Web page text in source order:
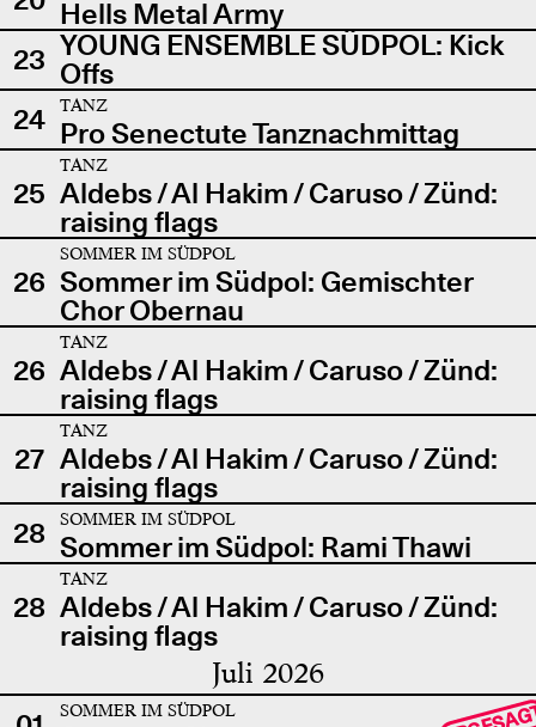
Hells Metal Army
23 YOUNG ENSEMBLE SÜDPOL: Kick
Offs
24
TANZ
Pro Senectute Tanznachmittag
25
TANZ
Aldebs / Al Hakim / Caruso / Zünd:
raising flags
26
SOMMER IM SÜDPOL
Sommer im Südpol: Gemischter
Chor Obernau
26
TANZ
Aldebs / Al Hakim / Caruso / Zünd:
raising flags
27
TANZ
Aldebs / Al Hakim / Caruso / Zünd:
raising flags
28
SOMMER IM SÜDPOL
Sommer im Südpol: Rami Thawi
28
TANZ
Aldebs / Al Hakim / Caruso / Zünd:
raising flags
Juli 2026
SOMMER IM SÜDPOL